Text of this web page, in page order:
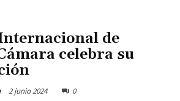
de
celebra su
2 junio 2024 0